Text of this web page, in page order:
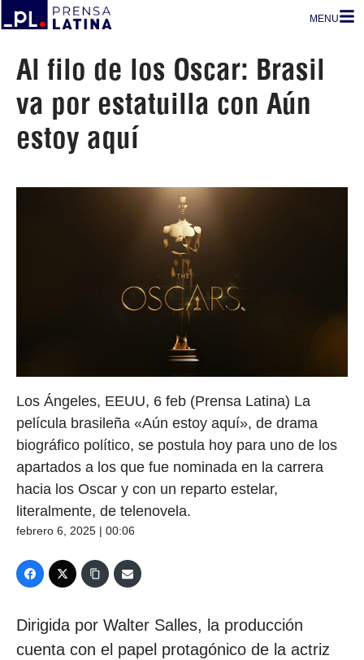
MENU
Al filo de los Oscar: Brasil
va por estatuilla con Aún
estoy aquí
Los Ángeles, EEUU, 6 feb (Prensa Latina) La
película brasileña «Aún estoy aquí», de drama
biográfico político, se postula hoy para uno de los
apartados a los que fue nominada en la carrera
hacia los Oscar y con un reparto estelar,
literalmente, de telenovela.
febrero 6, 2025 | 00:06
Dirigida por Walter Salles, la producción
cuenta con el papel protagónico de la actriz